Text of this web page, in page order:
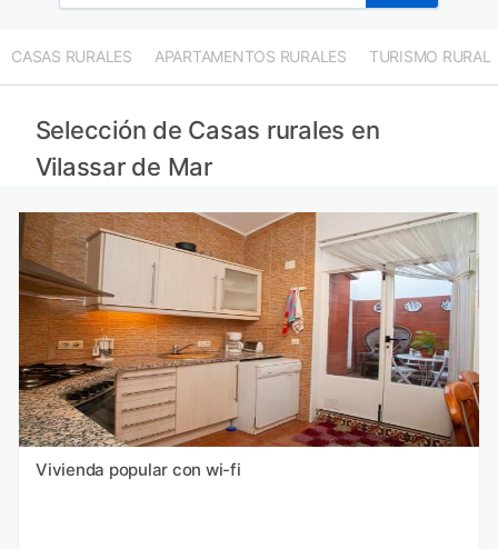
CASAS RURALES APARTAMENTOS RURALES TURISMO RURAL
Selección de Casas rurales en
Vilassar de Mar
Vivienda popular con wi-fi